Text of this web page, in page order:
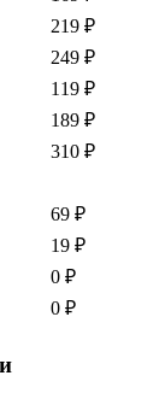
219 ₽
249 ₽
119 ₽
189 ₽
310 ₽
69 ₽
19 ₽
0 ₽
0 ₽